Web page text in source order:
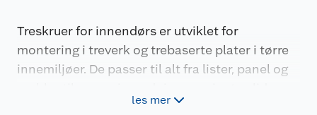
Treskruer for innendørs er utviklet for
montering i treverk og trebaserte plater i tørre
innemiljøer. De passer til alt fra lister, panel og
pent resultat. Velg mellom treskruer i ulike
les mer